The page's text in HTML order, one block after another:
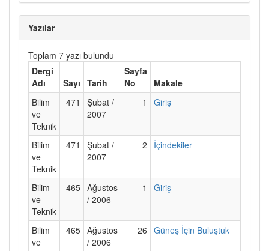
Yazılar
Toplam 7 yazı bulundu
Dergi
Adı
Sayı Tarih
Sayfa
No
Makale
Bilim
ve
Teknik
471
Şubat /
2007
1 Giriş
Bilim
ve
Teknik
471
Şubat /
2007
2 İçindekiler
Bilim
ve
Teknik
465 Ağustos
/ 2006
1 Giriş
Bilim
ve
465 Ağustos
/ 2006
26 Güneş İçin Buluştuk